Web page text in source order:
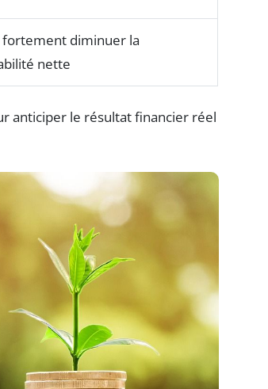
fortement diminuer la
nette
anticiper le résultat financier réel